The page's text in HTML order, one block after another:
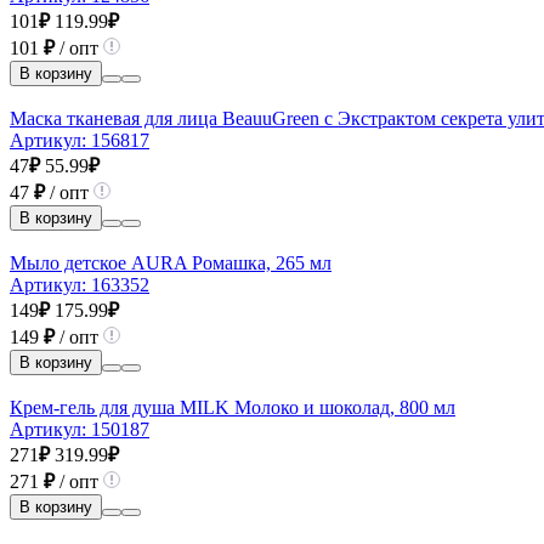
101₽ 119.99₽
101 ₽/ опт
В корзину
Маска тканевая для лица BeauuGreen с Экстрактом секрета
Артикул: 156817
47₽ 55.99₽
47 ₽/ опт
В корзину
Мыло детское AURA Ромашка, 265 мл
Артикул: 163352
149₽ 175.99₽
149 ₽/ опт
В корзину
Крем-гель для душа MILK Молоко и шоколад, 800 мл
Артикул: 150187
271₽ 319.99₽
271 ₽/ опт
В корзину